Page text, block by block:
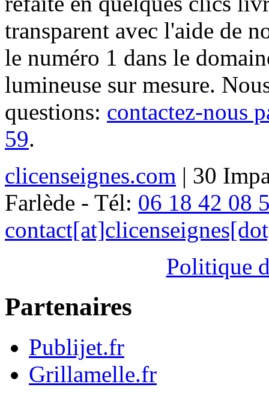
transparent avec l'aide de
le numéro 1 dans le
lumineuse sur mesure.
questions: contactez-nous
59.
clicenseignes.com | 30
Farlède - Tél: 06 18 42 08
Politique
Partenaires
Publijet.fr
Grillamelle.fr